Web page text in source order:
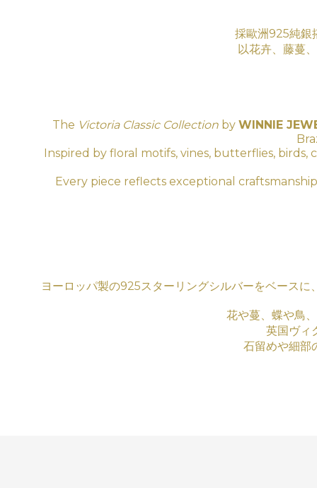
採歐洲925純銀
以花卉、藤蔓
The Victoria Classic Collection by WINNIE
Inspired by floral motifs, vines, butterflies,
Every piece reflects exceptional
ヨーロッパ製の925スターリングシルバーをベース
花や蔓、蝶や鳥
英国ヴィ
石留めや細部